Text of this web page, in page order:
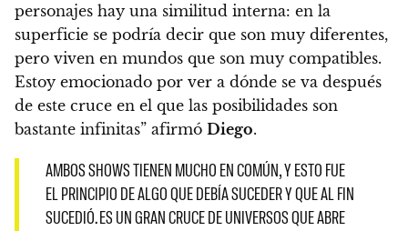
personajes hay una similitud interna: en la
superficie se podría decir que son muy diferentes,
pero viven en mundos que son muy compatibles.
Estoy emocionado por ver a dónde se va después
de este cruce en el que las posibilidades son
bastante infinitas” afirmó Diego.
AMBOS SHOWS TIENEN MUCHO EN COMÚN, Y ESTO FUE
EL PRINCIPIO DE ALGO QUE DEBÍA SUCEDER Y QUE AL FIN
SUCEDIÓ. ES UN GRAN CRUCE DE UNIVERSOS QUE ABRE